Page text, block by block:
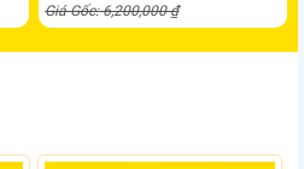
Giá Gốc: 6,200,000 ₫